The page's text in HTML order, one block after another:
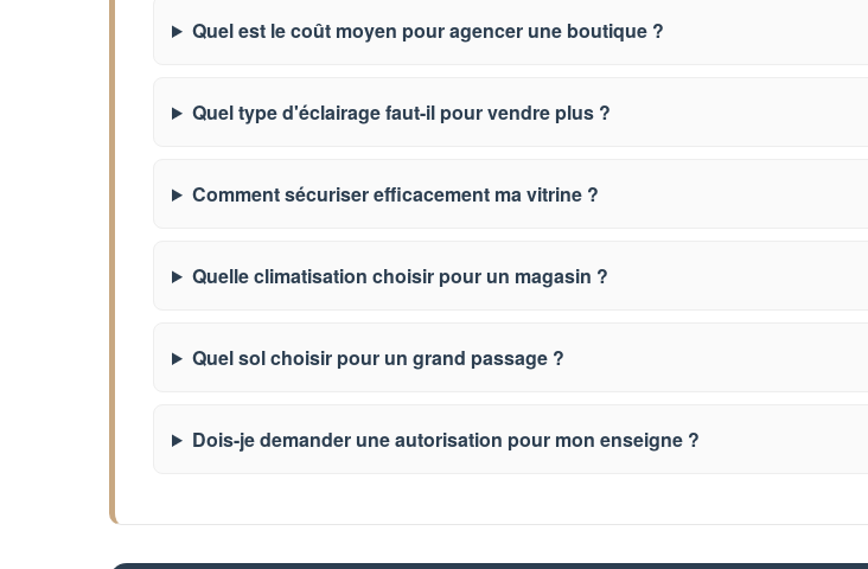
Quel est le coût moyen pour agencer une boutique ?
Quel type d'éclairage faut-il pour vendre plus ?
Comment sécuriser efficacement ma vitrine ?
Quelle climatisation choisir pour un magasin ?
Quel sol choisir pour un grand passage ?
Dois-je demander une autorisation pour mon enseigne ?